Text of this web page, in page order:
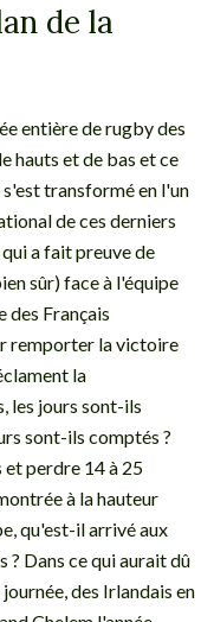
de la
entière de rugby des
hauts et de bas et ce
transformé en l'un
de ces derniers
a fait preuve de
sûr) face à l'équipe
des Français
remporter la victoire
la
les jours sont-ils
sont-ils comptés ?
et perdre 14 à 25
à la hauteur
qu'est-il arrivé aux
? Dans ce qui aurait dû
des Irlandais en